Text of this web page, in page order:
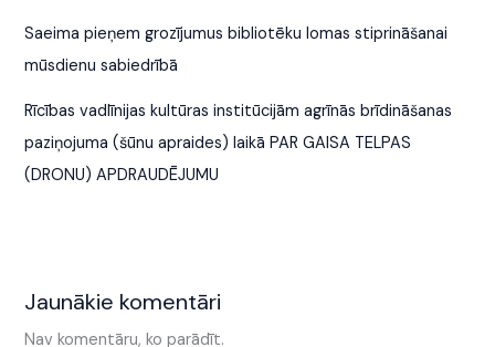
Saeima pieņem grozījumus bibliotēku lomas stiprināšanai
mūsdienu sabiedrībā
Rīcības vadlīnijas kultūras institūcijām agrīnās brīdināšanas
paziņojuma (šūnu apraides) laikā PAR GAISA TELPAS
(DRONU) APDRAUDĒJUMU
Jaunākie komentāri
Nav komentāru, ko parādīt.